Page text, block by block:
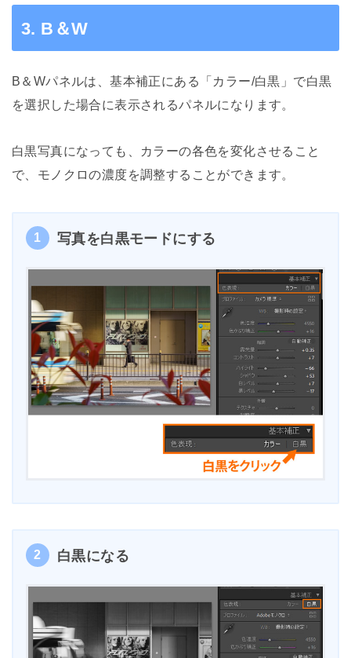
3. B＆W
B＆Wパネルは、基本補正にある「カラー/白黒」で白黒
を選択した場合に表示されるパネルになります。
白黒写真になっても、カラーの各色を変化させること
で、モノクロの濃度を調整することができます。
1 写真を白黒モードにする
2 白黒になる